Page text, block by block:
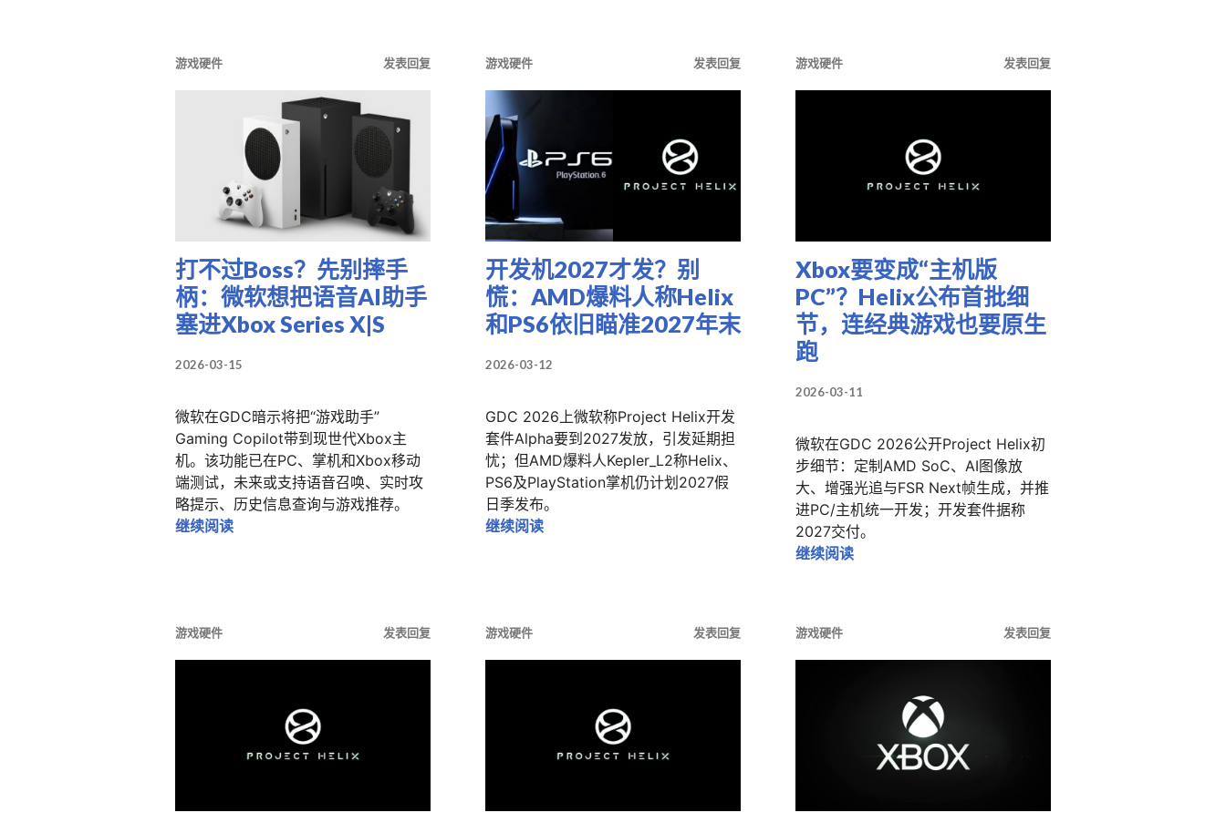
游戏硬件 发表回复
打不过Boss？先别摔手
柄：微软想把语音AI助手
塞进Xbox Series X|S
2026-03-15
微软在GDC暗示将把“游戏助手”
Gaming Copilot带到现世代Xbox主
机。该功能已在PC、掌机和Xbox移动
端测试，未来或支持语音召唤、实时攻
略提示、历史信息查询与游戏推荐。
继续阅读打不过Boss？先别摔手柄：微软想把语音AI助手塞进Xbox Series X|S
游戏硬件 发表回复
开发机2027才发？别
慌：AMD爆料人称Helix
和PS6依旧瞄准2027年末
2026-03-12
GDC 2026上微软称Project Helix开发
套件Alpha要到2027发放，引发延期担
忧；但AMD爆料人Kepler_L2称Helix、
PS6及PlayStation掌机仍计划2027假
日季发布。
继续阅读开发机2027才发？别慌：AMD爆料人称Helix和PS6依旧瞄准2027年末
游戏硬件 发表回复
Xbox要变成“主机版
PC”？Helix公布首批细
节，连经典游戏也要原生
跑
2026-03-11
微软在GDC 2026公开Project Helix初
步细节：定制AMD SoC、AI图像放
大、增强光追与FSR Next帧生成，并推
进PC/主机统一开发；开发套件据称
2027交付。
继续阅读Xbox要变成“主机版PC”？Helix公布首批细节，连经典游
游戏硬件 发表回复 游戏硬件 发表回复 游戏硬件 发表回复